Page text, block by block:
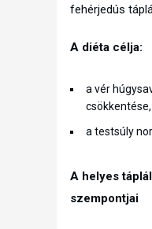
fehérjedús
A diéta célja:
a vér
csökkentése,
a testsúly
A helyes
szempontjai